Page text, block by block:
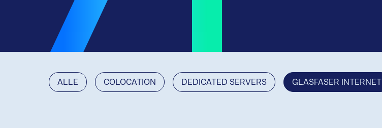
ALLE COLOCATION DEDICATED SERVERS GLASFASER INTERNET